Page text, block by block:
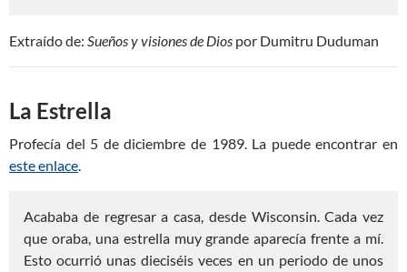
Extraído de: Sueños y visiones de Dios por Dumitru Duduman
La Estrella
Profecía del 5 de diciembre de 1989. La puede encontrar en
este enlace.
Acababa de regresar a casa, desde Wisconsin. Cada vez
que oraba, una estrella muy grande aparecía frente a mí.
Esto ocurrió unas dieciséis veces en un periodo de unos